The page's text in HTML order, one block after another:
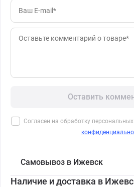
Оставить
Согласен на обработку
Самовывоз в Ижевск
Наличие и доставка в